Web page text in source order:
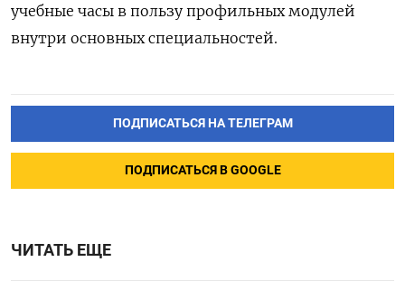
учебные часы в пользу профильных модулей
внутри основных специальностей.
ПОДПИСАТЬСЯ НА ТЕЛЕГРАМ
ПОДПИСАТЬСЯ В GOOGLE
ЧИТАТЬ ЕЩЕ